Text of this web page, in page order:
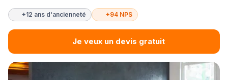
+12 ans d'ancienneté +94 NPS
Je veux un devis gratuit